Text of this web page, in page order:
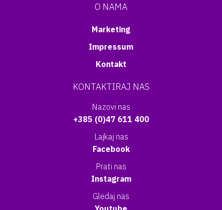
O NAMA
Marketing
Impressum
Kontakt
KONTAKTIRAJ NAS
Nazovi nas
+385 (0)47 611 400
Lajkaj nas
Facebook
Prati nas
Instagram
Gledaj nas